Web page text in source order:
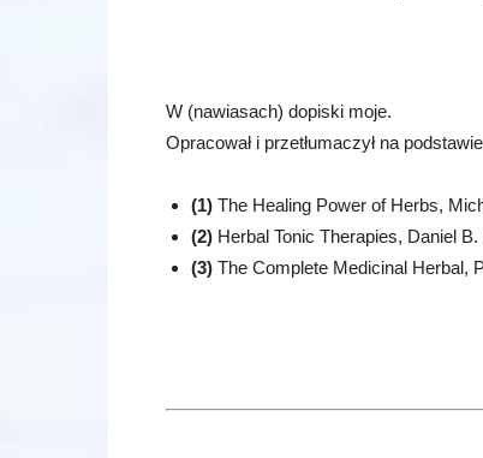
W (nawiasach) dopiski moje.
Opracował i przetłumaczył na
(1) The Healing Power of Herbs,
(2) Herbal Tonic Therapies, Daniel
(3) The Complete Medicinal Herbal,